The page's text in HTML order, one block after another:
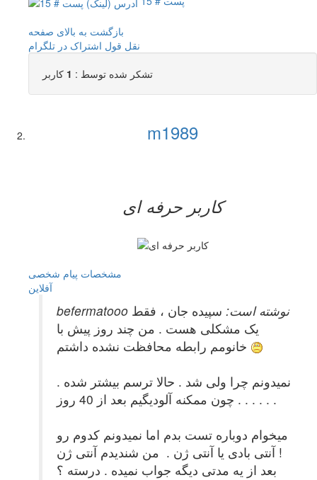
بازگشت به بالای صفحه
نقل قول اشتراک در تلگرام
تشکر شده توسط : 1 کاربر
m1989
کاربر حرفه ای
مشخصات پیام شخصی
آفلاين
befermatooo نوشته است: سپیده جان ، فقط
یک مشکلی هست . من چند روز پیش با
نمیدونم چرا ولی شد . حالا ترسم بیشتر شده .
چون ممکنه آلودیگیم بعد از 40 روز . . . . . .
میخوام دوباره تست بدم اما نمیدونم کدوم رو
! آنتی بادی یا آنتی ژن . من شندیدم آنتی ژن
بعد از یه مدتی دیگه جواب نمیده . درسته ؟